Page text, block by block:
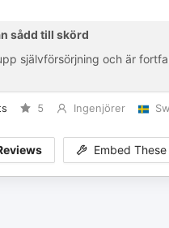
sådd till skörd
självförsörjning och är
5 Ingenjörer
Embed